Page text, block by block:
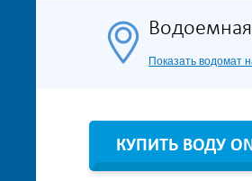
Показать водомат
КУПИТЬ ВОДУ